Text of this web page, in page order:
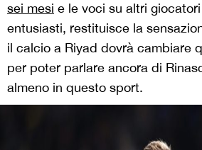
sei mesi e le voci su altri
entusiasti, restituisce la
il calcio a Riyad dovrà cambiare
per poter parlare ancora di
almeno in questo sport.